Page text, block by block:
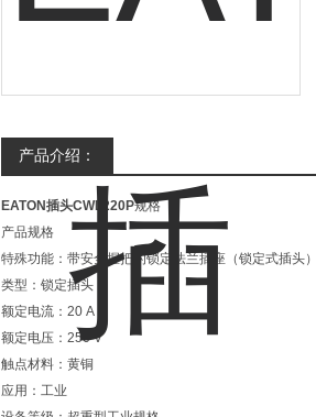
产品介绍：
EATON插头CWL220P规格
产品规格
特殊功能：带安全握把的锁定法兰插座（锁定式插头）
类型：锁定插头
额定电流：20 A
额定电压：250 V
触点材料：黄铜
应用：工业